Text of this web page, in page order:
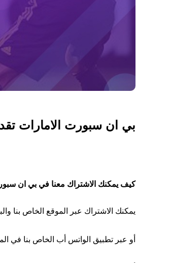
بي ان سبورت الامارات
كيف يمكنك الاشتراك معنا في بي ان
يمكنك الاشتراك عبر الموقع الخاص بنا
أو عبر تطبيق الواتس أب الخاص بنا في